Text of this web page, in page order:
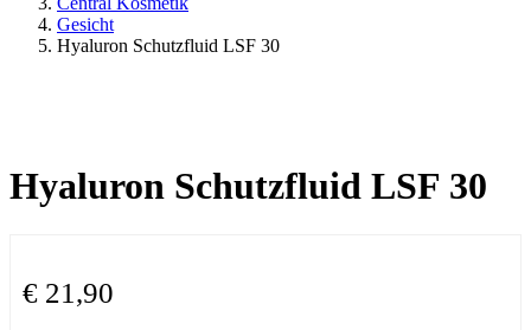
Gesicht
Hyaluron Schutzfluid LSF 30
Hyaluron Schutzfluid LSF 30
€ 21,90